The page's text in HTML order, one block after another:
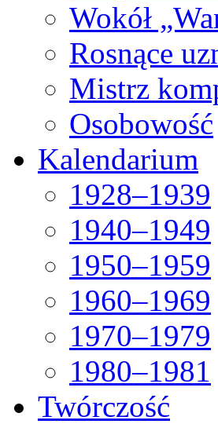
Wokół
Rosnące
Mistrz
Osobowość
Kalendarium
1928–1939
1940–1949
1950–1959
1960–1969
1970–1979
1980–1981
Twórczość